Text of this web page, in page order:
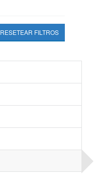
RESETEAR FILTROS